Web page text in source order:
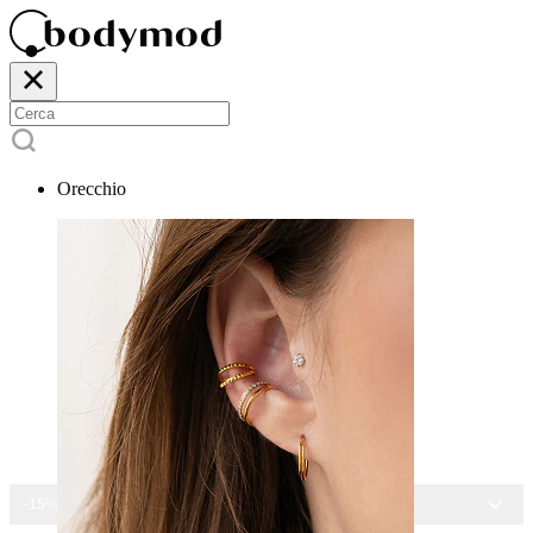
Orecchio
-15% SU TUTTI I GIOIELLI